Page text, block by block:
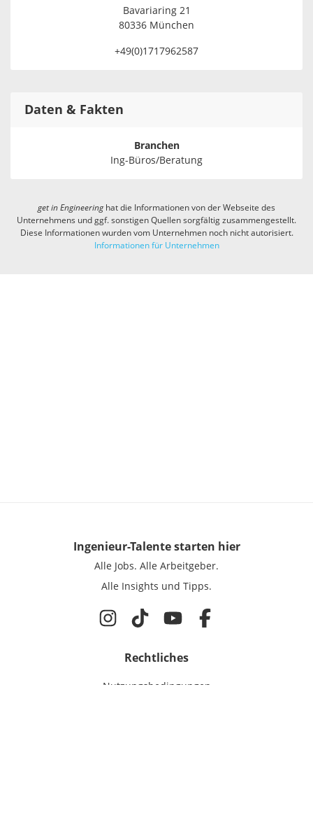
Bavariaring 21
80336 München
+49(0)1717962587
Daten & Fakten
Branchen
Ing-Büros/Beratung
get in Engineeringhat die Informationen von der Webseite des
Unternehmens und ggf. sonstigen Quellen sorgfältig zusammengestellt.
Diese Informationen wurden vom Unternehmen noch nicht autorisiert.
Informationen für Unternehmen
Ingenieur-Talentestarten hier
Alle Jobs. Alle Arbeitgeber.
Alle Insights und Tipps.
Rechtliches
Nutzungsbedingungen